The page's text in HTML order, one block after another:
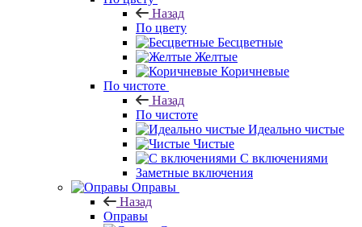
Назад
По цвету
Бесцветные
Желтые
Коричневые
По чистоте
Назад
По чистоте
Идеально чистые
Чистые
С включениями
Заметные включения
Оправы
Назад
Оправы